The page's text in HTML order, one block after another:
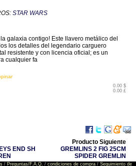
STAR WARS
galaxia contigo! Este llavero metálico del
los detalles del legendario carguero
resistente y con licencia oficial; es un
cualquier fa
0.00 $
0.00 £
END SH
Producto Siguiente
GREMLINS 2 FIG 25CM
SPIDER GREMLIN
/ Preguntas/F.A.Q. / condiciones de compra/ Seguimiento de